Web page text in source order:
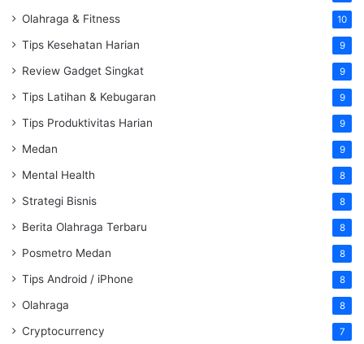
Olahraga & Fitness 10
Tips Kesehatan Harian 9
Review Gadget Singkat 9
Tips Latihan & Kebugaran 9
Tips Produktivitas Harian 9
Medan 9
Mental Health 8
Strategi Bisnis 8
Berita Olahraga Terbaru 8
Posmetro Medan 8
Tips Android / iPhone 8
Olahraga 8
Cryptocurrency 7